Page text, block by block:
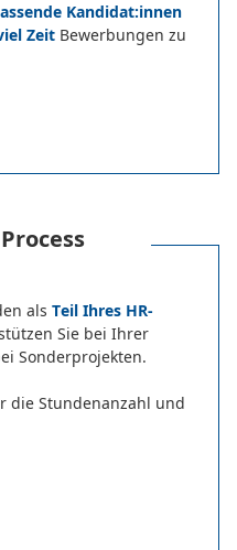
Kandidat:innen
Zeit Bewerbungen zu
als Teil Ihres HR-
Sie bei Ihrer
Sonderprojekten.
die Stundenanzahl und